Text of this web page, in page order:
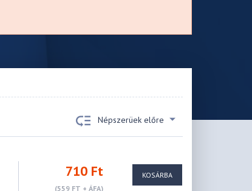
Népszerüek előre
710 Ft
(559 FT + ÁFA)
KOSÁRBA